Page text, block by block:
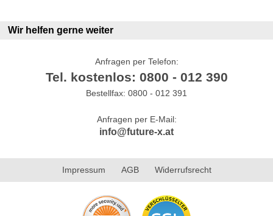
Wir helfen gerne weiter
Anfragen per Telefon:
Tel. kostenlos: 0800 - 012 390
Bestellfax: 0800 - 012 391
Anfragen per E-Mail:
info@future-x.at
Impressum AGB Widerrufsrecht